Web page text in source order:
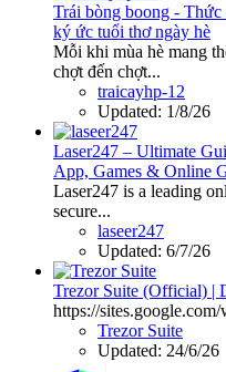
Trái bòng boong - Thức
ký ức tuổi thơ ngày hè
Mỗi khi mùa hè mang
chợt đến chợt...
traicayhp-12
Updated: 1/8/26
Laser247 – Ultimate
App, Games & Online
Laser247 is a leading
secure...
laseer247
Updated: 6/7/26
Trezor Suite (Official) |
https://
Trezor Suite
Updated: 24/6/26